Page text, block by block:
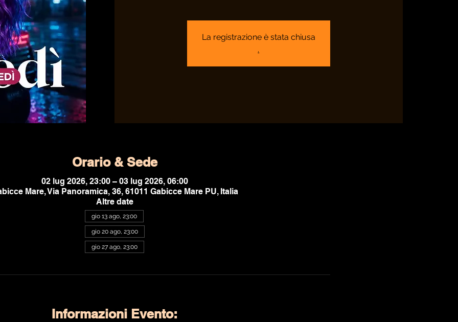
La registrazione è stata chiusa
.
Orario & Sede
02 lug 2026, 23:00 – 03 lug 2026, 06:00
Mare, Via Panoramica, 36, 61011 Gabicce Mare PU, Italia
Altre date
gio 13 ago, 23:00
gio 20 ago, 23:00
gio 27 ago, 23:00
Informazioni Evento: